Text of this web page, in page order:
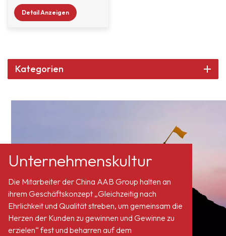
Temperatur- und pH-
Stabilität, geringe
einfache Formulierung
bieten.
effizientes Breitband-
Fungizid das Produkte
und Bakterien. Dieses
Produkt ist eine wässrige
Hydroxypyridinthiol-
Detail Anzeigen
Kategorien
Unternehmenskultur
Die Mitarbeiter der China AAB Group halten an
ihrem Geschäftskonzept „Gleichzeitig nach
Ehrlichkeit und Qualität streben, um gemeinsam die
Herzen der Kunden zu gewinnen und Gewinne zu
erzielen“ fest und beharren auf dem